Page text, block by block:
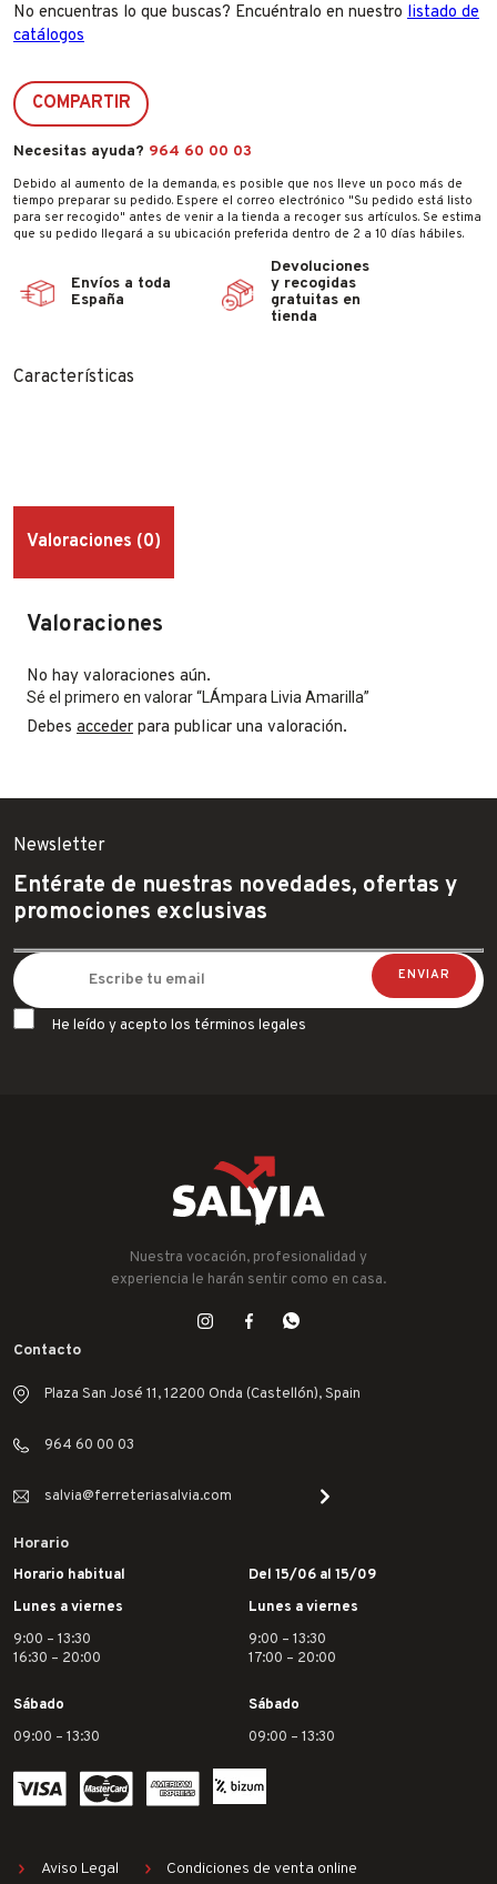
No encuentras lo que buscas? Encuéntralo en nuestro listado de
catálogos
COMPARTIR
Necesitas ayuda? 964 60 00 03
Debido al aumento de la demanda, es posible que nos lleve un poco más de
tiempo preparar su pedido. Espere el correo electrónico "Su pedido está listo
para ser recogido" antes de venir a la tienda a recoger sus artículos. Se estima
que su pedido llegará a su ubicación preferida dentro de 2 a 10 días hábiles.
Envíos a toda
España
Devoluciones
y recogidas
gratuitas en
tienda
Características
Valoraciones (0)
Valoraciones
No hay valoraciones aún.
Sé el primero en valorar “LÁmpara Livia Amarilla”
Debes acceder para publicar una valoración.
Newsletter
Entérate de nuestras novedades, ofertas y
promociones exclusivas
He leído y acepto los términos legales
Nuestra vocación, profesionalidad y
experiencia le harán sentir como en casa.
Contacto
Plaza San José 11, 12200 Onda (Castellón), Spain
964 60 00 03
salvia@ferreteriasalvia.com
Horario
Horario habitual
Lunes a viernes
9:00 – 13:30
16:30 – 20:00
Sábado
09:00 – 13:30
Del 15/06 al 15/09
Lunes a viernes
9:00 – 13:30
17:00 – 20:00
Sábado
09:00 – 13:30
Aviso Legal Condiciones de venta online